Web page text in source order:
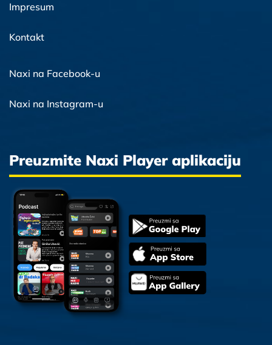
Impresum
Kontakt
Naxi na Facebook-u
Naxi na Instagram-u
Preuzmite Naxi Player aplikaciju